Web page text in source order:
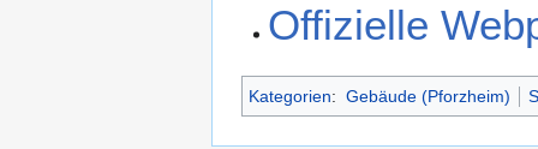
Offizielle
Kategorien: Gebäude (Pforzheim)